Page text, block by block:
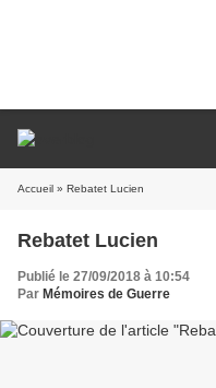
Accueil » Rebatet Lucien
Rebatet Lucien
Publié le 27/09/2018 à 10:54
Par Mémoires de Guerre